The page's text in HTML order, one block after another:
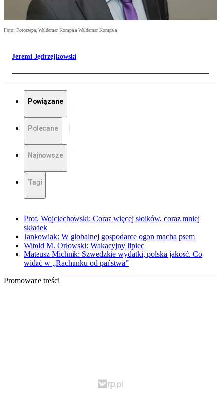
Foto: Fotorzepa, Waldemar Kompała Waldemar Kompała
Jeremi Jędrzejkowski
Powiązane
Polecane
Najnowsze
Tagi
Prof. Wojciechowski: Coraz więcej słoików, coraz mniej
składek
Jankowiak: W globalnej gospodarce ogon macha psem
Witold M. Orłowski: Wakacyjny lipiec
Mateusz Michnik: Szwedzkie wydatki, polska jakość. Co
widać w „Rachunku od państwa”
Promowane treści